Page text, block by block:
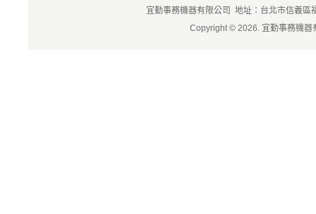
宜勤事務機器有限公司 地址：台北市信義
Copyright © 2026. 宜勤事務機